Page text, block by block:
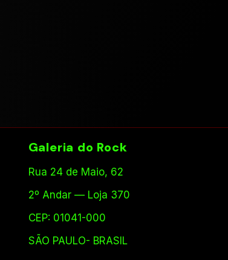
Galeria do Rock
Rua 24 de Maio, 62
2º Andar — Loja 370
CEP: 01041-000
SÃO PAULO- BRASIL